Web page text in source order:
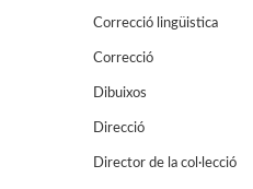
Correcció lingüistica
Correcció
Dibuixos
Direcció
Director de la col·lecció